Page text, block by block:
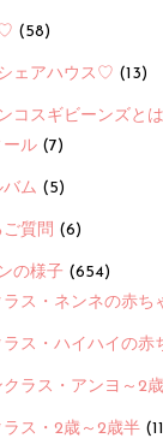
(58)
ェアハウス♡ (13)
コスギビーンズとは
ール (7)
ム (5)
質問 (6)
の様子 (654)
ラス・ネンネの赤ち
ラス・ハイハイの赤
ラス・アンヨ～2歳
ラス・2歳～2歳半